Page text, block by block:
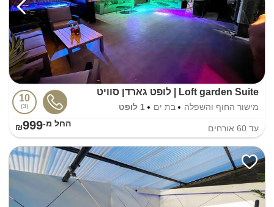
Loft garden Suite | לופט גארדן סוויט
מישור החוף והשפלה בת ים 1 לופט
10
3
עד 60 אורחים החל מ-₪999